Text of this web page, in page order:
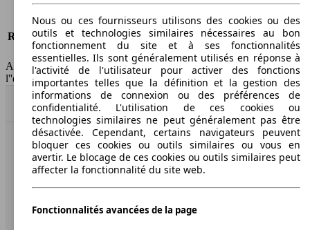
Tous risques
-
Risques partiels
-
Responsabilité civile -
HSN/TSN
n.c./263WXH11C
AutoScout24 France SAS décline toute responsabilité concernant
l''exactitude des indications fournies.
Haut
AutoScout24: la plus grande plateforme en ligne de
voitures en Europe
Nous ou ces fournisseurs utilisons des cookies ou des
outils et technologies similaires nécessaires au bon
fonctionnement du site et à ses fonctionnalités
essentielles. Ils sont généralement utilisés en réponse à
l'activité de l'utilisateur pour activer des fonctions
importantes telles que la définition et la gestion des
informations de connexion ou des préférences de
confidentialité. L'utilisation de ces cookies ou
technologies similaires ne peut généralement pas être
désactivée. Cependant, certains navigateurs peuvent
bloquer ces cookies ou outils similaires ou vous en
avertir. Le blocage de ces cookies ou outils similaires peut
affecter la fonctionnalité du site web.
Fonctionnalités avancées de la page